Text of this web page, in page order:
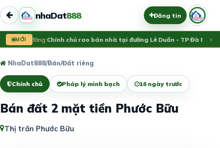
nhaDat888 Đăng tin
MỚI
Vừa đăng:Chính chủ rao bán nhà tại đường Lê Duẩn - TP Đà Nẵng;
×
NhaDat888/Bán/Đất riêng
Chính chủ Pháp lý minh bạch 16 ngày trước
Bán đất 2 mặt tiền Phước Bữu
Thị trấn Phước Bữu